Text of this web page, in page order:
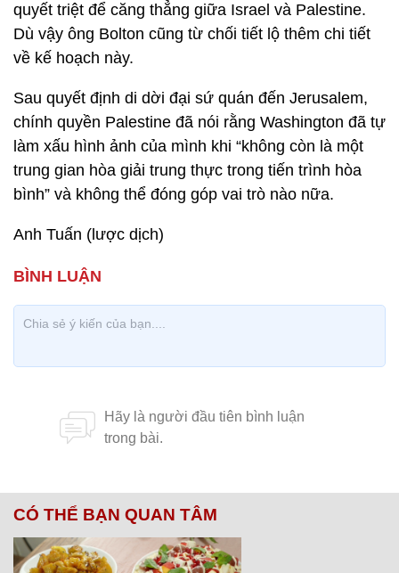
quyết triệt để căng thẳng giữa Israel và Palestine.
Dù vậy ông Bolton cũng từ chối tiết lộ thêm chi tiết
về kế hoạch này.
Sau quyết định di dời đại sứ quán đến Jerusalem,
chính quyền Palestine đã nói rằng Washington đã tự
làm xấu hình ảnh của mình khi “không còn là một
trung gian hòa giải trung thực trong tiến trình hòa
bình” và không thể đóng góp vai trò nào nữa.
Anh Tuấn (lược dịch)
CÓ THỂ BẠN QUAN TÂM